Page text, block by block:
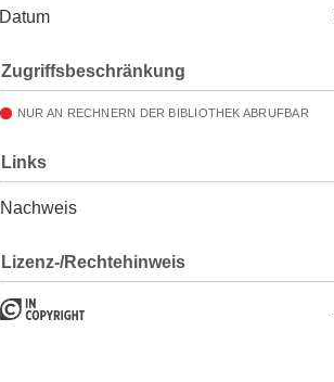
Datum
Zugriffsbeschränkung
NUR AN RECHNERN DER BIBLIOTHEK ABRUFBAR
Links
Nachweis
Lizenz-/Rechtehinweis